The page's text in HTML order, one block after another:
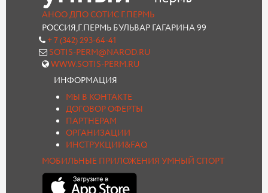
АНОО ДПО СОТИС Г.ПЕРМЬ
РОССИЯ,Г.ПЕРМЬ БУЛЬВАР ГАГАРИНА 99
+ 7 (342) 293-64-41
SOTIS-PERM@NAROD.RU
WWW.SOTIS-PERM.RU
ИНФОРМАЦИЯ
МЫ В КОНТАКТЕ
ДОГОВОР ОФЕРТЫ
ПАРТНЕРАМ
ОРГАНИЗАЦИИ
ИНСТРУКЦИИ&FAQ
МОБИЛЬНЫЕ ПРИЛОЖЕНИЯ УМНЫЙ СПОРТ